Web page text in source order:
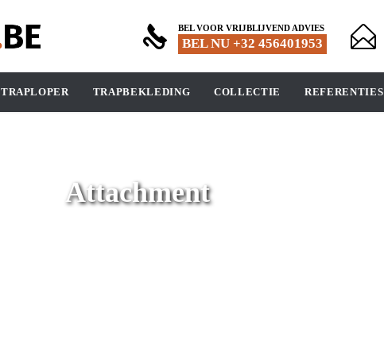
 BEL VOOR VRIJBLIJVEND ADVIES
BEL NU +32 456401953 
to
content
TRAPLOPER TRAPBEKLEDING COLLECTIE REFERENTIES
Attachment